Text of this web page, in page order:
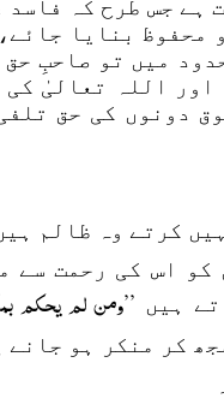
ہے جس طرح کہ فاسد
محفوظ بنایا
میں تو صاحبِ
اور اللہ تعالیٰ
دونوں کی حق
کرتے وہ ظالم
اس کی رحمت سے
ہیں ’’ومن لم یحکم
سمجھ کر منکر ہو